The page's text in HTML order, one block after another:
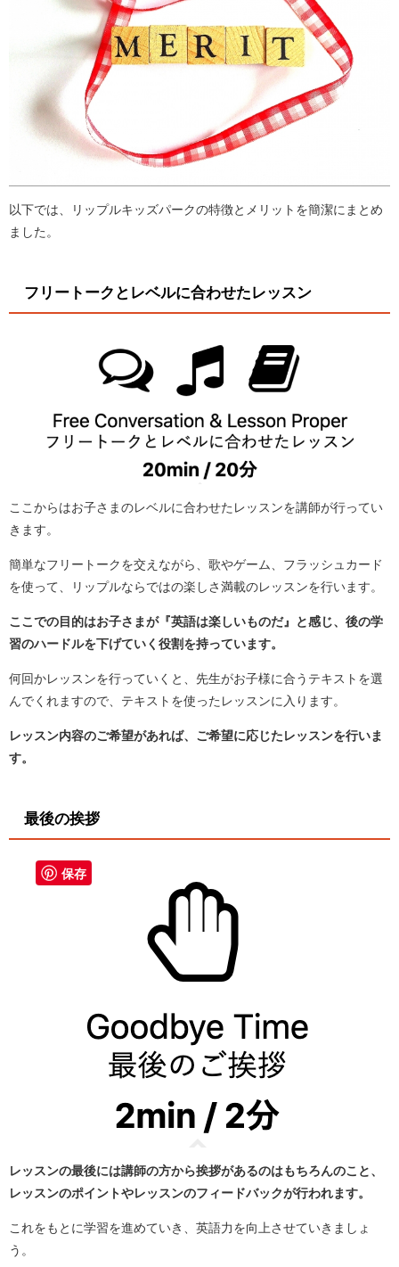
以下では、リップルキッズパークの特徴とメリットを簡潔にまとめ
ました。
フリートークとレベルに合わせたレッスン
ここからはお子さまのレベルに合わせたレッスンを講師が行ってい
きます。
簡単なフリートークを交えながら、歌やゲーム、フラッシュカード
を使って、リップルならではの楽しさ満載のレッスンを行います。
ここでの目的はお子さまが『英語は楽しいものだ』と感じ、後の学
習のハードルを下げていく役割を持っています。
何回かレッスンを行っていくと、先生がお子様に合うテキストを選
んでくれますので、テキストを使ったレッスンに入ります。
レッスン内容のご希望があれば、ご希望に応じたレッスンを行いま
す。
最後の挨拶
レッスンの最後には講師の方から挨拶があるのはもちろんのこと、
レッスンのポイントやレッスンのフィードバックが行われます。
これをもとに学習を進めていき、英語力を向上させていきましょ
う。
保存